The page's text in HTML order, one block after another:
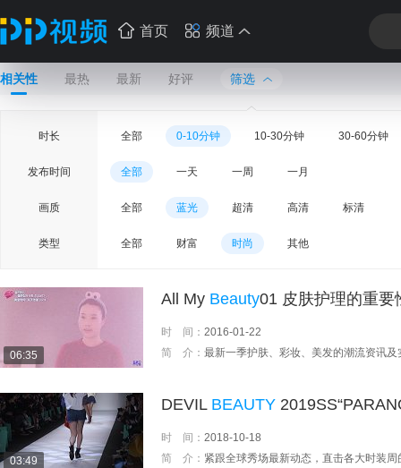
首页 频道
相关性 最热 最新 好评 筛选
时长 全部 0-10分钟 10-30分钟 30-60分钟
发布时间 全部 一天 一周 一月
画质 全部 蓝光 超清 高清 标清
类型 全部 财富 时尚 其他
06:35
All My Beauty01 皮肤护理的重要
时 间： 2016-01-22
简 介： 最新一季护肤、彩妆、美发的潮流资讯及
03:49
DEVIL BEAUTY
时 间： 2018-10-18
简 介： 紧跟全球秀场最新动态，直击各大时装